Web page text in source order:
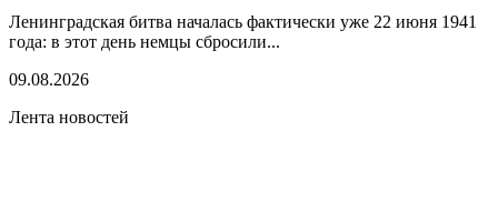
Ленинградская битва началась фактически уже 22 июня 1941
года: в этот день немцы сбросили...
09.08.2026
Лента новостей